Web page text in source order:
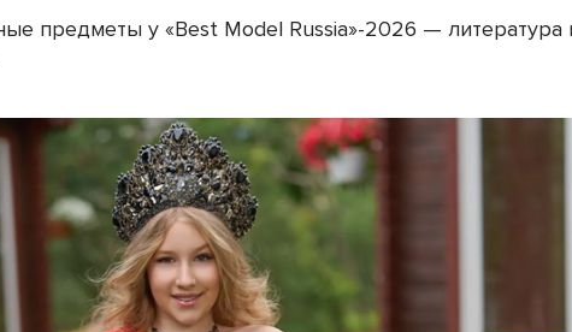
предметы у «Best Model Russia»-2026 — литература